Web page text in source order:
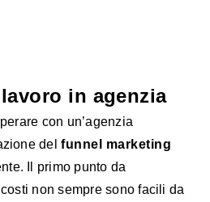
in agenzia
con un’agenzia
del funnel marketing
Il primo punto da
non sempre sono facili da